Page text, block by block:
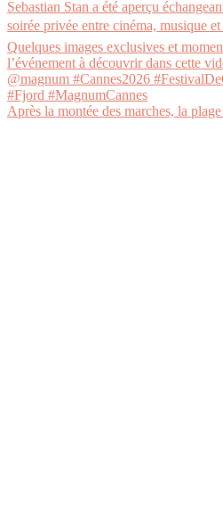
Après la montée des marches, la